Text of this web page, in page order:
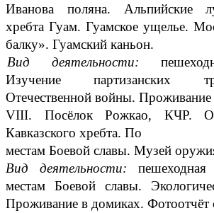
Иванова поляна. Альпийские
хребта Гуам. Гуамское ущелье.
балку». Гуамский каньон.
Вид деятельности:
Изучение партизанских
Отечественной войны. Проживание
VIII. Посёлок Рожкао, КЧР.
Кавказского хребта. По
местам Боевой славы. Музей
Вид деятельности:
местам Боевой славы.
Проживание в домиках. Фотоотчёт